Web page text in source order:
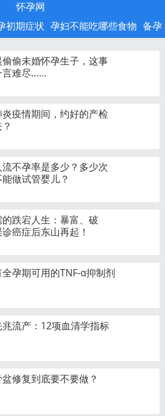
怀孕网
初期症状 孕妇不能吃哪些食物 备孕
偷未婚怀孕生子，这事
言难尽……
疫情期间，约好的产检
不孕率是多少？多少次
做试管婴儿？
跌宕人生：暴富、破
癌症后东山再起！
孕期可用的TNF-α抑制剂
流产：12项血清学指标
修复到底要不要做？‍